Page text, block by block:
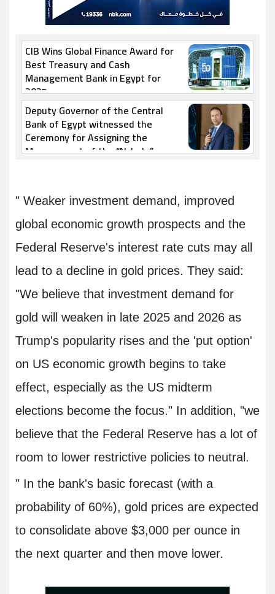
CIB Wins Global Finance Award for
Best Treasury and Cash
Management Bank in Egypt for
2025
Deputy Governor of the Central
Bank of Egypt witnessed the
Ceremony for Assigning the
Management of the “Nclude”
" Weaker investment demand, improved
global economic growth prospects and the
Federal Reserve's interest rate cuts may all
lead to a decline in gold prices. They said:
"We believe that investment demand for
gold will weaken in late 2025 and 2026 as
Trump's popularity rises and the 'put option'
on US economic growth begins to take
effect, especially as the US midterm
elections become the focus." In addition, "we
believe that the Federal Reserve has a lot of
room to lower restrictive policies to neutral.
" In the bank's basic forecast (with a
probability of 60%), gold prices are expected
to consolidate above $3,000 per ounce in
the next quarter and then move lower.